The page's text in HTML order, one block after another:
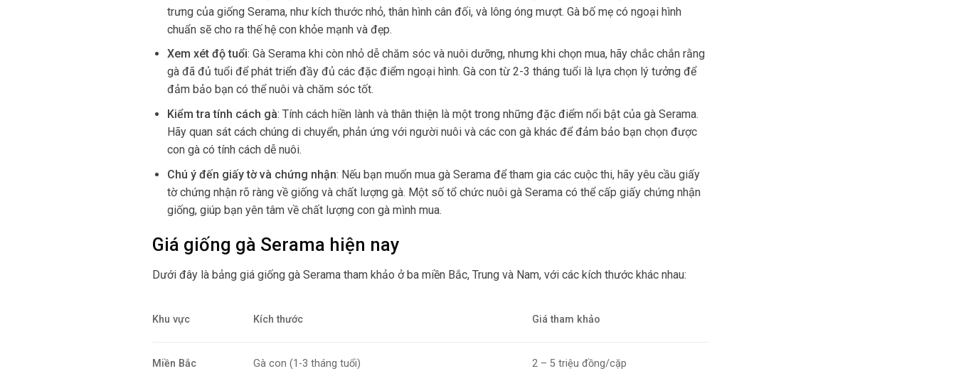
trưng của giống Serama, như kích thước nhỏ, thân hình cân đối, và lông óng mượt. Gà bố mẹ có ngoại hình
chuẩn sẽ cho ra thế hệ con khỏe mạnh và đẹp.
Xem xét độ tuổi:Gà Serama khi còn nhỏ dễ chăm sóc và nuôi dưỡng, nhưng khi chọn mua, hãy chắc chắn rằng
gà đã đủ tuổi để phát triển đầy đủ các đặc điểm ngoại hình. Gà con từ 2-3 tháng tuổi là lựa chọn lý tưởng để
đảm bảo bạn có thể nuôi và chăm sóc tốt.
Kiểm tra tính cách gà:Tính cách hiền lành và thân thiện là một trong những đặc điểm nổi bật của gà Serama.
Hãy quan sát cách chúng di chuyển, phản ứng với người nuôi và các con gà khác để đảm bảo bạn chọn được
con gà có tính cách dễ nuôi.
Chú ý đến giấy tờ và chứng nhận: Nếu bạn muốn mua gà Serama để tham gia các cuộc thi, hãy yêu cầu giấy
tờ chứng nhận rõ ràng về giống và chất lượng gà. Một số tổ chức nuôi gà Serama có thể cấp giấy chứng nhận
giống, giúp bạn yên tâm về chất lượng con gà mình mua.
Giá giống gà Serama hiện nay
Dưới đây là bảng giá giống gà Serama tham khảo ở ba miền Bắc, Trung và Nam, với các kích thước khác nhau:
Khu vực Kích thước Giá tham khảo
Miền Bắc Gà con (1-3 tháng tuổi) 2 – 5 triệu đồng/cặp